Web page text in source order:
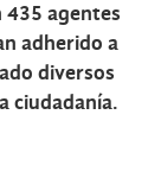
435 agentes
adherido a
diversos
ciudadanía.